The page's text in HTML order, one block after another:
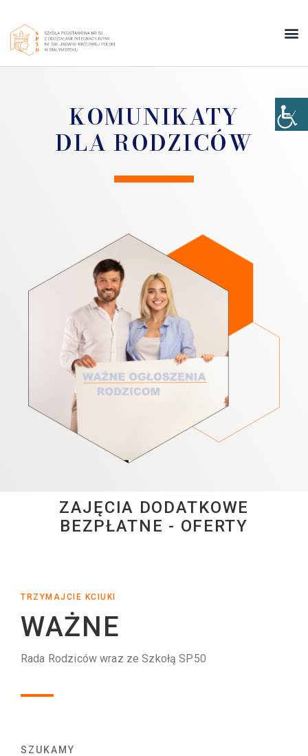
KOMUNIKATY
DLA RODZICÓW
ZAJĘCIA DODATKOWE
BEZPŁATNE - OFERTY
TRZYMAJCIE KCIUKI
WAŻNE
Rada Rodziców wraz ze Szkołą SP50
SZUKAMY